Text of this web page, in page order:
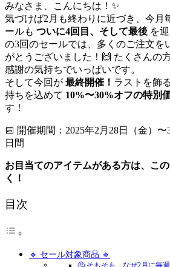
みなさま、こんにちは！✨
気づけば2月も終わりに近づき、今月
ールも ついに4回目、そして最後 を
の3回のセールでは、多くのご注文を
がとうございました！🙌 たくさんの
感謝の気持ちでいっぱいです。
そして今回が 最終開催！ ラストを飾
持ちを込めて 10%〜30%オフの特別
す！
📅 開催期間：2025年2月28日（金）
日間
お目当てのアイテムがある方は、こ
く！
目次
🔹 セール対象商品 🔹
🤔 そもそも、なぜ2月に毎